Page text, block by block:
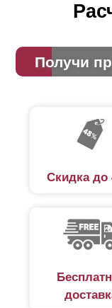
Получи
Скидка до